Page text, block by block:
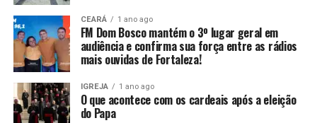
CEARÁ 1 ano ago
FM Dom Bosco mantém o 3º lugar geral em
audiência e confirma sua força entre as rádios
mais ouvidas de Fortaleza!
IGREJA 1 ano ago
O que acontece com os cardeais após a eleição
do Papa